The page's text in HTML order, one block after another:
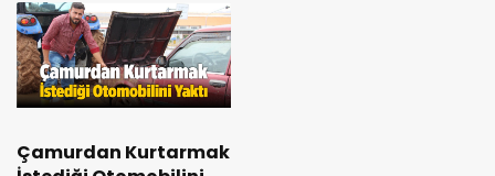
Çamurdan Kurtarmak